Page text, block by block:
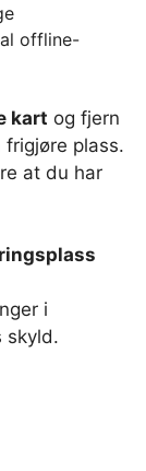
offline-
kart og fjern
plass.
at du har
i
skyld.